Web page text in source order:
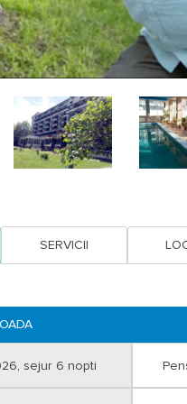
SERVICII
sejur 6 nopti